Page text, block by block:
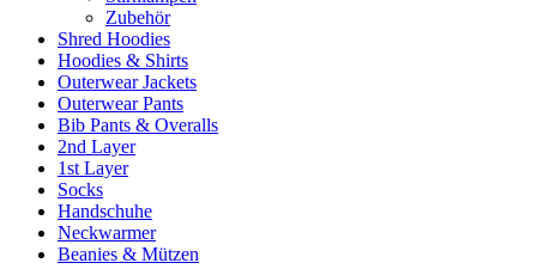
Zubehör
Shred Hoodies
Hoodies & Shirts
Outerwear Jackets
Outerwear Pants
Bib Pants & Overalls
2nd Layer
1st Layer
Socks
Handschuhe
Neckwarmer
Beanies & Mützen